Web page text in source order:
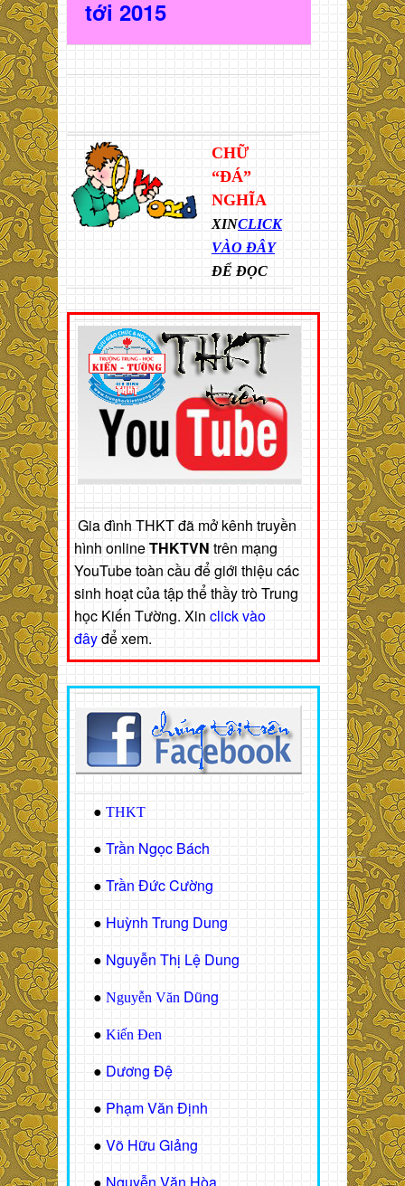
tới 2015
CHỮ
“ĐÁ”
NGHĨA
XINCLICK
VÀO ĐÂY
ĐỂ ĐỌC
Gia đình THKT đã mở kênh truyền
hình onlineTHKTVN trên mạng
YouTube toàn cầu để giới thiệu các
sinh hoạt của tập thể thầy trò Trung
học Kiến Tường. Xin click vào
đâyđể xem.
● THKT
● Trần Ngọc Bách
● Trần Đức Cường
● Huỳnh Trung Dung
● Nguyễn Thị Lệ Dung
● Nguyễn Văn Dũng
● Kiến Đen
● Dương Đệ
● Phạm Văn Định
● Võ Hữu Giảng
● Nguyễn Văn Hòa